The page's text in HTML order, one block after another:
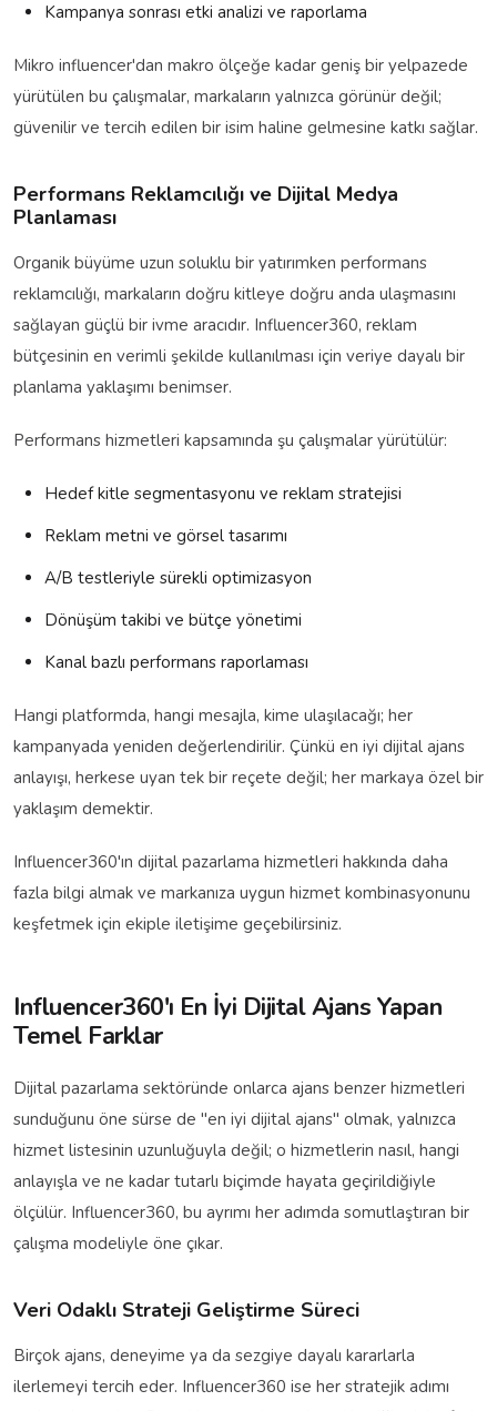
Kampanya sonrası etki analizi ve raporlama
Mikro influencer'dan makro ölçeğe kadar geniş bir yelpazede
yürütülen bu çalışmalar, markaların yalnızca görünür değil;
güvenilir ve tercih edilen bir isim haline gelmesine katkı sağlar.
Performans Reklamcılığı ve Dijital Medya
Planlaması
Organik büyüme uzun soluklu bir yatırımken performans
reklamcılığı, markaların doğru kitleye doğru anda ulaşmasını
sağlayan güçlü bir ivme aracıdır. Influencer360, reklam
bütçesinin en verimli şekilde kullanılması için veriye dayalı bir
planlama yaklaşımı benimser.
Performans hizmetleri kapsamında şu çalışmalar yürütülür:
Hedef kitle segmentasyonu ve reklam stratejisi
Reklam metni ve görsel tasarımı
A/B testleriyle sürekli optimizasyon
Dönüşüm takibi ve bütçe yönetimi
Kanal bazlı performans raporlaması
Hangi platformda, hangi mesajla, kime ulaşılacağı; her
kampanyada yeniden değerlendirilir. Çünkü en iyi dijital ajans
anlayışı, herkese uyan tek bir reçete değil; her markaya özel bir
yaklaşım demektir.
Influencer360'ın dijital pazarlama hizmetleri hakkında daha
fazla bilgi almak ve markanıza uygun hizmet kombinasyonunu
keşfetmek için ekiple iletişime geçebilirsiniz.
Influencer360'ı En İyi Dijital Ajans Yapan
Temel Farklar
Dijital pazarlama sektöründe onlarca ajans benzer hizmetleri
sunduğunu öne sürse de "en iyi dijital ajans" olmak, yalnızca
hizmet listesinin uzunluğuyla değil; o hizmetlerin nasıl, hangi
anlayışla ve ne kadar tutarlı biçimde hayata geçirildiğiyle
ölçülür. Influencer360, bu ayrımı her adımda somutlaştıran bir
çalışma modeliyle öne çıkar.
Veri Odaklı Strateji Geliştirme Süreci
Birçok ajans, deneyime ya da sezgiye dayalı kararlarla
ilerlemeyi tercih eder. Influencer360 ise her stratejik adımı